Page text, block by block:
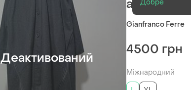
Деактивований
архивы 90-
Gianfranco Ferre
Добре
4500 грн
Міжнародний